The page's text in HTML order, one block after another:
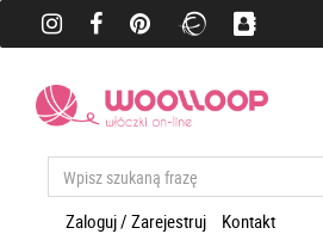
Zaloguj / Zarejestruj Kontakt